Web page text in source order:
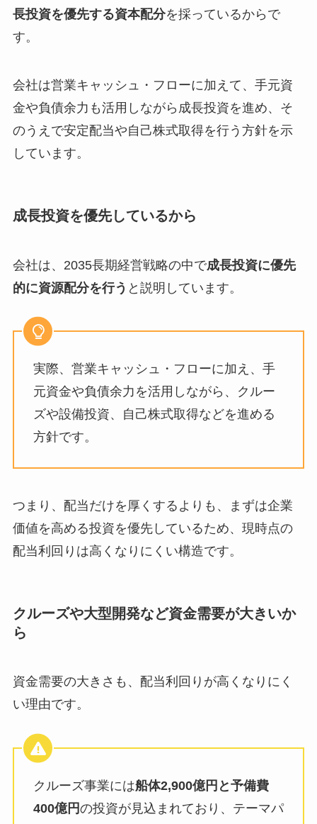
長投資を優先する資本配分を採っているからで
す。
会社は営業キャッシュ・フローに加えて、手元資
金や負債余力も活用しながら成長投資を進め、そ
のうえで安定配当や自己株式取得を行う方針を示
しています。
成長投資を優先しているから
会社は、2035長期経営戦略の中で成長投資に優先
的に資源配分を行う と説明しています。
実際、営業キャッシュ・フローに加え、手
元資金や負債余力を活用しながら、クルー
ズや設備投資、自己株式取得などを進める
方針です。
つまり、配当だけを厚くするよりも、まずは企業
価値を高める投資を優先しているため、現時点の
配当利回りは高くなりにくい構造です。
クルーズや大型開発など資金需要が大きいか
ら
資金需要の大きさも、配当利回りが高くなりにく
い理由です。
クルーズ事業には船体2,900億円と予備費
400億円の投資が見込まれており、テーマパ